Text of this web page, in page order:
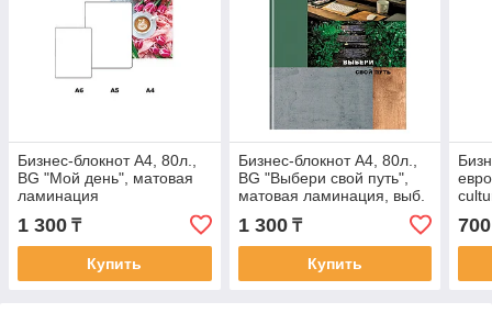
Бизнес-блокнот А4, 80л.,
BG "Мой день", матовая
ламинация
1 300 ₸
Купить
Бизнес-блокнот А4, 80л.,
BG "Выбери свой путь",
матовая ламинация, выб.
1 300₸
Купить
700